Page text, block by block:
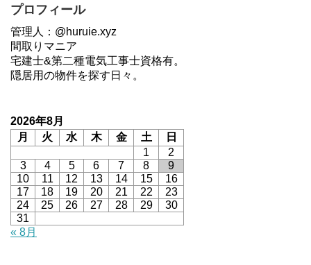
プロフィール
管理人：@huruie.xyz
間取りマニア
宅建士&第二種電気工事士資格有。
隠居用の物件を探す日々。
2026年8月
月
火 水 木 金 土
日
1
2
3
4 5 6 7 8
9
10
11 12 13 14 15
16
17
18 19 20 21 22
23
24
25 26 27 28 29
30
31
« 8月